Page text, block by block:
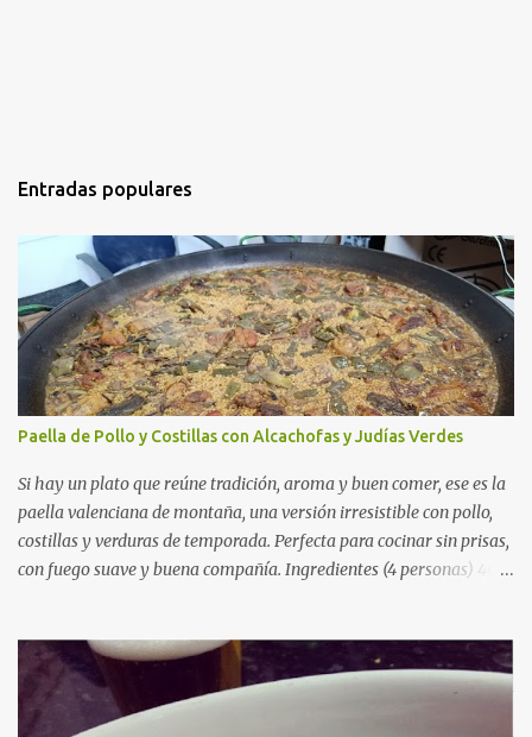
Entradas populares
Paella de Pollo y Costillas con Alcachofas y Judías Verdes
Si hay un plato que reúne tradición, aroma y buen comer, ese es la
paella valenciana de montaña, una versión irresistible con pollo,
costillas y verduras de temporada. Perfecta para cocinar sin prisas,
con fuego suave y buena compañía. Ingredientes (4 personas) 400
verdes planas 2 tomates maduros rallados 1,2 litros de caldo de
pollo (o agua) 1 cucharadita de hebras de azafrán 1 cucharadita de
pimentón dulce 2 dientes de ajo Aceite de oliva virgen extra Sal al